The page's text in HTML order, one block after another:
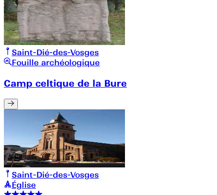
Saint-Dié-des-Vosges
Fouille archéologique
Camp celtique de la Bure
Saint-Dié-des-Vosges
Église